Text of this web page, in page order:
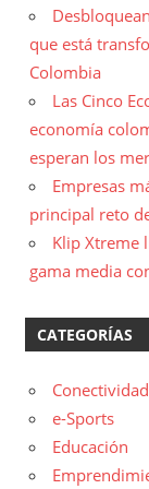
que está
Colombia
Las Cinco
economía
esperan los
Empresas
principal reto
Klip Xtreme
gama media
CATEGORÍAS
Conectividad
e-Sports
Educación